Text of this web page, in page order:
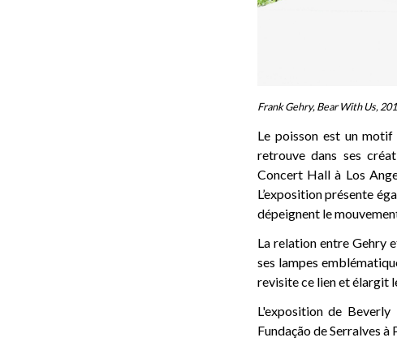
Frank Gehry, Bear With Us,
Le poisson est un
retrouve dans ses
Concert Hall à Los
L’exposition présente
dépeignent le
La relation entre Gehry
ses lampes
revisite ce lien et élargit
L'exposition de
Fundação de Serralves